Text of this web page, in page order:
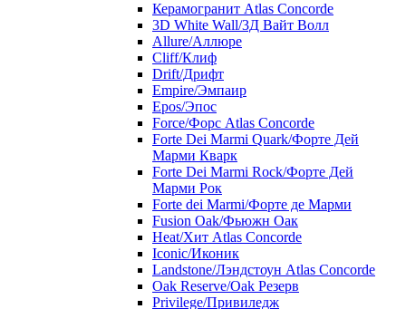
Керамогранит Atlas Concorde
3D White Wall/3Д Вайт Волл
Allure/Аллюрe
Cliff/Клиф
Drift/Дрифт
Empire/Эмпаир
Epos/Эпос
Force/Фoрс Atlas Concorde
Forte Dei Marmi Quark/Форте Дей
Марми Кварк
Forte Dei Marmi Rock/Форте Дей
Марми Рок
Forte dei Marmi/Форте де Марми
Fusion Oak/Фьюжн Оак
Heat/Xит Atlas Concorde
Iconic/Иконик
Landstone/Лэндстоун Atlas Concorde
Oak Reserve/Оak Резepв
Privilege/Привиледж